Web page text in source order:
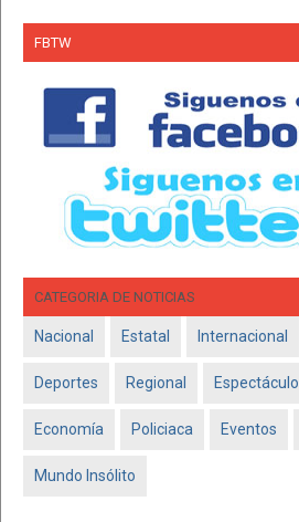
FBTW
CATEGORIA DE NOTICIAS
Nacional Estatal Internacional
Deportes Regional
Economía Policiaca Eventos
Mundo Insólito